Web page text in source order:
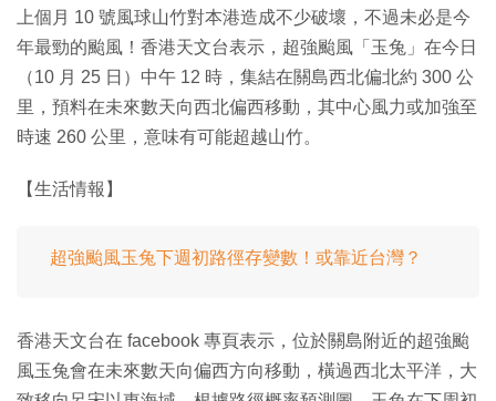
上個月 10 號風球山竹對本港造成不少破壞，不過未必是今
年最勁的颱風！香港天文台表示，超強颱風「玉兔」在今日
（10 月 25 日）中午 12 時，集結在關島西北偏北約 300 公
里，預料在未來數天向西北偏西移動，其中心風力或加強至
時速 260 公里，意味有可能超越山竹。
【生活情報】
超強颱風玉兔下週初路徑存變數！或靠近台灣？
香港天文台在 facebook 專頁表示，位於關島附近的超強颱
風玉兔會在未來數天向偏西方向移動，橫過西北太平洋，大